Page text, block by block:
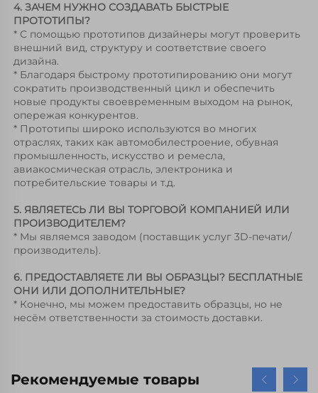
4. ЗАЧЕМ НУЖНО СОЗДАВАТЬ БЫСТРЫЕ
ПРОТОТИПЫ?
* С помощью прототипов дизайнеры могут проверить
внешний вид, структуру и соответствие своего
дизайна.
* Благодаря быстрому прототипированию они могут
сократить производственный цикл и обеспечить
новые продукты своевременным выходом на рынок,
опережая конкурентов.
* Прототипы широко используются во многих
отраслях, таких как автомобилестроение, обувная
промышленность, искусство и ремесла,
авиакосмическая отрасль, электроника и
потребительские товары и т.д.
5. ЯВЛЯЕТЕСЬ ЛИ ВЫ ТОРГОВОЙ КОМПАНИЕЙ ИЛИ
ПРОИЗВОДИТЕЛЕМ?
* Мы являемся заводом (поставщик услуг 3D-печати/
производитель).
6. ПРЕДОСТАВЛЯЕТЕ ЛИ ВЫ ОБРАЗЦЫ? БЕСПЛАТНЫЕ
ОНИ ИЛИ ДОПОЛНИТЕЛЬНЫЕ?
* Конечно, мы можем предоставить образцы, но не
несём ответственности за стоимость доставки.
Рекомендуемые товары